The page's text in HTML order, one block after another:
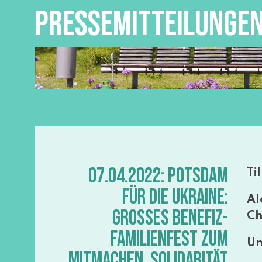
07.04.2022: POTSDAM
FÜR DIE UKRAINE:
GROSSES BENEFIZ-F
AMILIENFEST ZUM M